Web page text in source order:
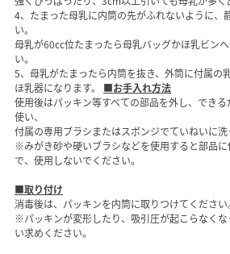
4、たまった母乳に内筒の先がふれないように、
い。
母乳が60cc位たまったら母乳バッグかほ乳ビン
い。
5、母乳がたまったら内筒を抜き、外筒に付属の
ほ乳器になります。 ■お手入れ方法
使用後はパッキン等すべての部品を外し、でき
使い、
付属の専用ブラシまたはスポンジでていねいに洗
※みがき砂や硬いブラシなどを使用すると部品
で、使用しないでください。
■取り付け
消毒後は、パッキンを内筒に取りつけてください。
※パッキンが変形したり、吸引圧が起こらなく
い求めください。